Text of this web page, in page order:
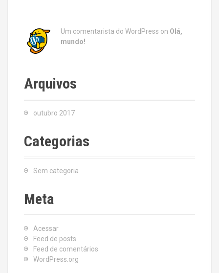
Um comentarista do WordPress on Olá,
mundo!
Arquivos
outubro 2017
Categorias
Sem categoria
Meta
Acessar
Feed de posts
Feed de comentários
WordPress.org